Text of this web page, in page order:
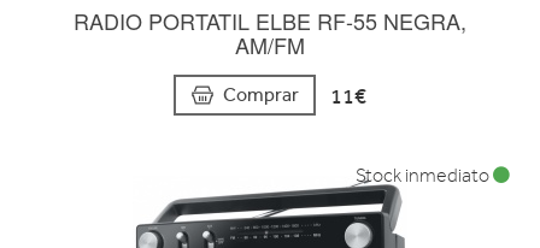
RADIO PORTATIL ELBE RF-55 NEGRA,
AM/FM
Comprar 11€
Stock inmediato